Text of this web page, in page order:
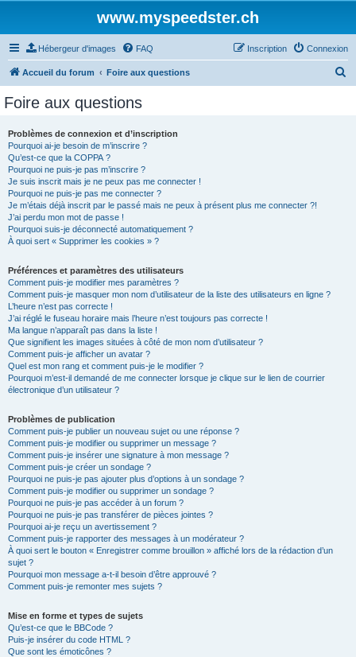
www.myspeedster.ch
Hébergeur d'images FAQ Connexion
Inscription
Accueil du forum Foire aux questions
Foire aux questions
Problèmes de connexion et d’inscription
Pourquoi ai-je besoin de m’inscrire ?
Qu’est-ce que la COPPA ?
Pourquoi ne puis-je pas m’inscrire ?
Je suis inscrit mais je ne peux pas me connecter !
Pourquoi ne puis-je pas me connecter ?
Je m’étais déjà inscrit par le passé mais ne peux à présent plus me connecter ?!
J’ai perdu mon mot de passe !
Pourquoi suis-je déconnecté automatiquement ?
À quoi sert « Supprimer les cookies » ?
Préférences et paramètres des utilisateurs
Comment puis-je modifier mes paramètres ?
Comment puis-je masquer mon nom d’utilisateur de la liste des utilisateurs en ligne ?
L’heure n’est pas correcte !
J’ai réglé le fuseau horaire mais l’heure n’est toujours pas correcte !
Ma langue n’apparaît pas dans la liste !
Que signifient les images situées à côté de mon nom d’utilisateur ?
Comment puis-je afficher un avatar ?
Quel est mon rang et comment puis-je le modifier ?
Pourquoi m’est-il demandé de me connecter lorsque je clique sur le lien de courrier
électronique d’un utilisateur ?
Problèmes de publication
Comment puis-je publier un nouveau sujet ou une réponse ?
Comment puis-je modifier ou supprimer un message ?
Comment puis-je insérer une signature à mon message ?
Comment puis-je créer un sondage ?
Pourquoi ne puis-je pas ajouter plus d’options à un sondage ?
Comment puis-je modifier ou supprimer un sondage ?
Pourquoi ne puis-je pas accéder à un forum ?
Pourquoi ne puis-je pas transférer de pièces jointes ?
Pourquoi ai-je reçu un avertissement ?
Comment puis-je rapporter des messages à un modérateur ?
À quoi sert le bouton « Enregistrer comme brouillon » affiché lors de la rédaction d’un
sujet ?
Pourquoi mon message a-t-il besoin d’être approuvé ?
Comment puis-je remonter mes sujets ?
Mise en forme et types de sujets
Qu’est-ce que le BBCode ?
Puis-je insérer du code HTML ?
Que sont les émoticônes ?